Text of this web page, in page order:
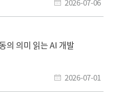
2026-07-06
의 의미 읽는 AI 개발
2026-07-01